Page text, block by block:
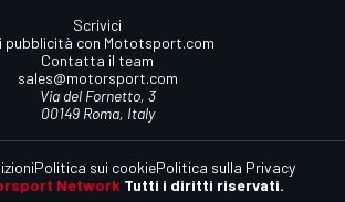
Scrivici
pubblicità con Mototsport.com
Contatta il team
sales@motorsport.com
Via del Fornetto, 3
00149 Roma, Italy
Network Tutti i diritti riservati.
Politica sui cookiePolitica sulla Privacy